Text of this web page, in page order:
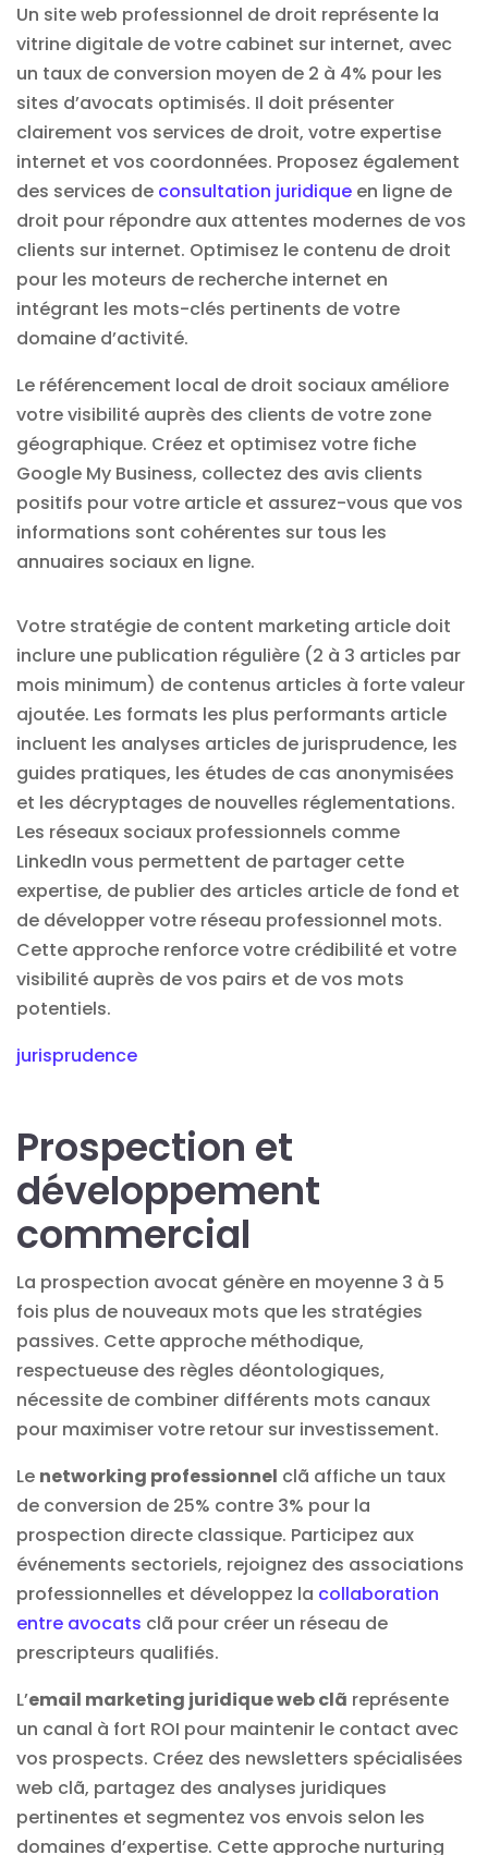
Un site web professionnel de droit représente la
vitrine digitale de votre cabinet sur internet, avec
un taux de conversion moyen de 2 à 4% pour les
sites d’avocats optimisés. Il doit présenter
clairement vos services de droit, votre expertise
internet et vos coordonnées. Proposez également
des services de consultation juridique en ligne de
droit pour répondre aux attentes modernes de vos
clients sur internet. Optimisez le contenu de droit
pour les moteurs de recherche internet en
intégrant les mots-clés pertinents de votre
domaine d’activité.
Le référencement local de droit sociaux améliore
votre visibilité auprès des clients de votre zone
géographique. Créez et optimisez votre fiche
Google My Business, collectez des avis clients
positifs pour votre article et assurez-vous que vos
informations sont cohérentes sur tous les
annuaires sociaux en ligne.
Votre stratégie de content marketing article doit
inclure une publication régulière (2 à 3 articles par
mois minimum) de contenus articles à forte valeur
ajoutée. Les formats les plus performants article
incluent les analyses articles de jurisprudence, les
guides pratiques, les études de cas anonymisées
et les décryptages de nouvelles réglementations.
Les réseaux sociaux professionnels comme
LinkedIn vous permettent de partager cette
expertise, de publier des articles article de fond et
de développer votre réseau professionnel mots.
Cette approche renforce votre crédibilité et votre
visibilité auprès de vos pairs et de vos mots
potentiels.
jurisprudence
Prospection et
développement
commercial
La prospection avocat génère en moyenne 3 à 5
fois plus de nouveaux mots que les stratégies
passives. Cette approche méthodique,
respectueuse des règles déontologiques,
nécessite de combiner différents mots canaux
pour maximiser votre retour sur investissement.
Le networking professionnel clã affiche un taux
de conversion de 25% contre 3% pour la
prospection directe classique. Participez aux
événements sectoriels, rejoignez des associations
professionnelles et développez la collaboration
entre avocats clã pour créer un réseau de
prescripteurs qualifiés.
L’email marketing juridique web clã représente
un canal à fort ROI pour maintenir le contact avec
vos prospects. Créez des newsletters spécialisées
web clã, partagez des analyses juridiques
pertinentes et segmentez vos envois selon les
domaines d’expertise. Cette approche nurturing